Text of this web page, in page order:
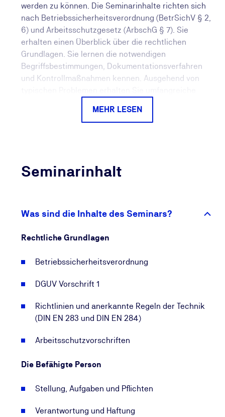
werden zu können. Die Seminarinhalte richten sich
nach Betriebssicherheitsverordnung (BetrSichV § 2,
6) und Arbeitsschutzgesetz (ArbschG § 7). Sie
erhalten einen Überblick über die rechtlichen
Grundlagen. Sie lernen die notwendigen
Begriffsbestimmungen, Dokumentationsverfahren
und Kontrollmaßnahmen kennen. Ausgehend von
Betriebssicherheitsverordnung (BetrSichV) und die
Innovative Unterrichtsmaterialien erleichtern Ihnen
Das Seminar bietet genügend Möglichkeiten, um
vernetzen.
MEHR LESEN
Seminarinhalt
Was sind die Inhalte des Seminars?
Rechtliche Grundlagen
Betriebssicherheitsverordnung
DGUV Vorschrift 1
Richtlinien und anerkannte Regeln der Technik
(DIN EN 283 und DIN EN 284)
Arbeitsschutzvorschriften
Die Befähigte Person
Stellung, Aufgaben und Pflichten
Verantwortung und Haftung